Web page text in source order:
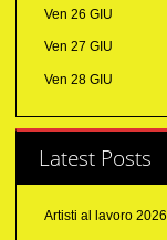
Ven 26 GIU
Ven 27 GIU
Ven 28 GIU
Latest Posts
Artisti al lavoro 2026